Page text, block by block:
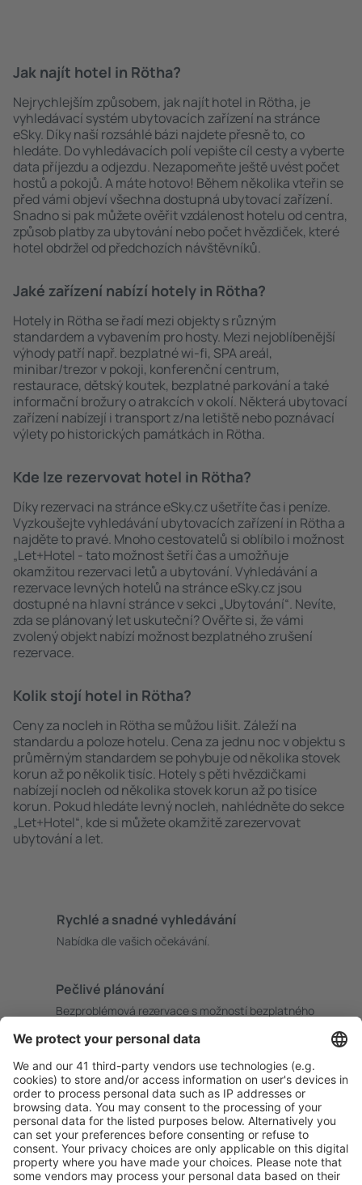
Jak najít hotel in Rötha?
Nejrychlejším způsobem, jak najít hotel in Rötha, je
vyhledávací systém ubytovacích zařízení na stránce
eSky. Díky naší rozsáhlé bázi najdete přesně to, co
hledáte. Do vyhledávacích polí vepište cíl cesty a vyberte
data příjezdu a odjezdu. Nezapomeňte ještě uvést počet
hostů a pokojů. A máte hotovo! Během několika vteřin se
před vámi objeví všechna dostupná ubytovací zařízení.
Snadno si pak můžete ověřit vzdálenost hotelu od centra,
způsob platby za ubytování nebo počet hvězdiček, které
hotel obdržel od předchozích návštěvníků.
Jaké zařízení nabízí hotely in Rötha?
Hotely in Rötha se řadí mezi objekty s různým
standardem a vybavením pro hosty. Mezi nejoblíbenější
výhody patří např. bezplatné wi-fi, SPA areál,
minibar/trezor v pokoji, konferenční centrum,
restaurace, dětský koutek, bezplatné parkování a také
informační brožury o atrakcích v okolí. Některá ubytovací
zařízení nabízejí i transport z/na letiště nebo poznávací
výlety po historických památkách in Rötha.
Kde lze rezervovat hotel in Rötha?
Díky rezervaci na stránce eSky.cz ušetříte čas i peníze.
Vyzkoušejte vyhledávání ubytovacích zařízení in Rötha a
najděte to pravé. Mnoho cestovatelů si oblíbilo i možnost
„Let+Hotel - tato možnost šetří čas a umožňuje
okamžitou rezervaci letů a ubytování. Vyhledávání a
rezervace levných hotelů na stránce eSky.cz jsou
dostupné na hlavní stránce v sekci „Ubytování“. Nevíte,
zda se plánovaný let uskuteční? Ověřte si, že vámi
zvolený objekt nabízí možnost bezplatného zrušení
rezervace.
Kolik stojí hotel in Rötha?
Ceny za nocleh in Rötha se můžou lišit. Záleží na
standardu a poloze hotelu. Cena za jednu noc v objektu s
průměrným standardem se pohybuje od několika stovek
korun až po několik tisíc. Hotely s pěti hvězdičkami
nabízejí nocleh od několika stovek korun až po tisíce
korun. Pokud hledáte levný nocleh, nahlédněte do sekce
„Let+Hotel“, kde si můžete okamžitě zarezervovat
ubytování a let.
Rychlé a snadné vyhledávání
Nabídka dle vašich očekávání.
Pečlivé plánování
Bezproblémová rezervace s možností bezplatného
S námi ušetříte
Atraktivní ceny a speciální nabídky pro přihlášené
uživatele.
Ubytování dle vašeho gusta
Vyberte si z více než 1.3 milionu zařízení: hotelů,
apartmánů, chat a dalších.